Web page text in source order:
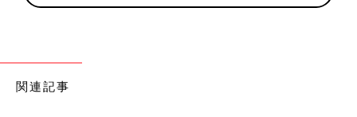
♥1
う*****さん
関連記事